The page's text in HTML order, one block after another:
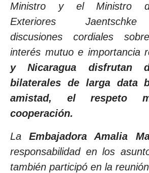
Ministro y el Ministro
Exteriores Jaentschke
discusiones cordiales
interés mutuo e importancia
y Nicaragua disfrutan
bilaterales de larga data
amistad, el respeto
cooperación.
LaEmbajadora Amalia
responsabilidad en los
también participó en la